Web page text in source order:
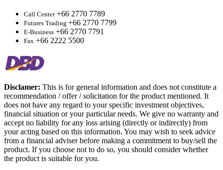
Call Center+66 2770 7789
Futures Trading +66 2770 7799
E-Business +66 2770 7791
Fax +66 2222 5500
Disclamer: This is for general information and does not constitute a
recommendation / offer / solicitation for the product mentioned. It
does not have any regard to your specific investment objectives,
financial situation or your particular needs. We give no warranty and
accept no liability for any loss arising (directly or indirectly) from
your acting based on this information. You may wish to seek advice
from a financial adviser before making a commitment to buy/sell the
product. If you choose not to do so, you should consider whether
the product is suitable for you.